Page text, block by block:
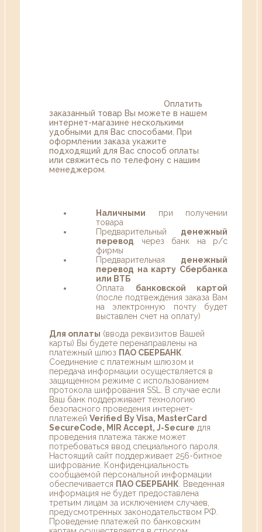
Оплатить
заказанный товар Вы можете в нашем
интернет-магазине несколькими
удобными для Вас способами. При
оформлении заказа укажите
подходящий для Вас способ оплаты
или свяжитесь по телефону с нашим
менеджером.
Наличными при получении
товара
Предварительный денежный
перевод через банк на р/с
фирмы
Предварительная денежный
перевод на карту Сбербанка
или ВТБ
Оплата банковской картой
(после подтвеждения заказа Вам
на электронную почту будет
выставлен счет на оплату)
Для оплаты (ввода реквизитов Вашей
карты) Вы будете перенаправлены на
платежный шлюз ПАО СБЕРБАНК
Соединение с платежным шлюзом и
передача информации осуществляется в
защищенном режиме с использованием
протокола шифрования SSL. В случае если
Ваш банк поддерживает технологию
безопасного проведения интернет-
платежей Verified By Visa, MasterCard
SecureCode, MIR Accept, J-Secure для
проведения платежа также может
потребоваться ввод специального пароля.
Настоящий сайт поддерживает 256-битное
шифрование. Конфиденциальность
сообщаемой персональной информации
обеспечивается ПАО СБЕРБАНК . Введенная
информация не будет предоставлена
третьим лицам за исключением случаев,
предусмотренных законодательством РФ.
Проведение платежей по банковским